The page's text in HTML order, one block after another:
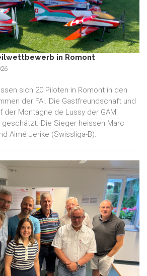
in Romont
sich 20 Piloten in Romont in den
der FAI. Die Gastfreundschaft und
der Montagne de Lussy der GAM
Die Sieger heissen Marc
Aimé Jerike (Swissliga-B).